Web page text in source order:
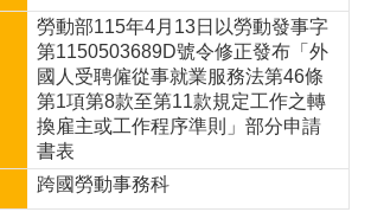
勞動部115年4月13日以勞動發事字
第1150503689D號令修正發布「外
國人受聘僱從事就業服務法第46條
第1項第8款至第11款規定工作之轉
換雇主或工作程序準則」部分申請
書表
跨國勞動事務科